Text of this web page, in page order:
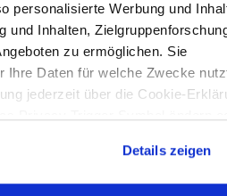
personalisierte Werbung und
und Inhalten,
zu ermöglichen. Sie
Ihre Daten für welche Zwecke
jederzeit über die Cookie-
Details zeigen
der Familie seit 1886. Wirtefamilie:
Donnerstag und Freitag
Sonntag des Monats.